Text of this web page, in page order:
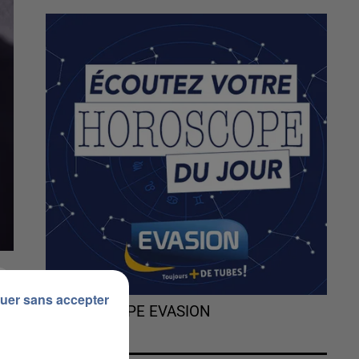
L'HOROSCOPE EVASION
sans accepter